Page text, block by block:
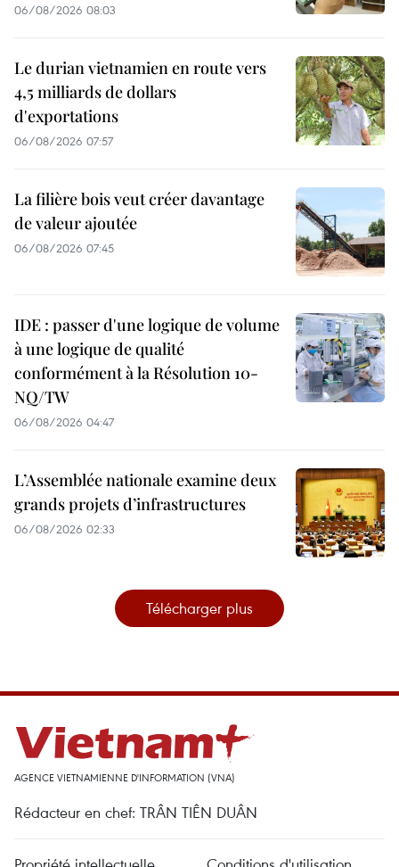
06/08/2026 08:03
Le durian vietnamien en route vers
4,5 milliards de dollars
d'exportations
06/08/2026 07:57
La filière bois veut créer davantage
de valeur ajoutée
06/08/2026 07:45
IDE : passer d'une logique de volume
à une logique de qualité
conformément à la Résolution 10-
NQ/TW
06/08/2026 04:47
L’Assemblée nationale examine deux
grands projets d’infrastructures
06/08/2026 02:33
Télécharger plus
AGENCE VIETNAMIENNE D'INFORMATION (VNA)
Rédacteur en chef: TRÂN TIÊN DUÂN